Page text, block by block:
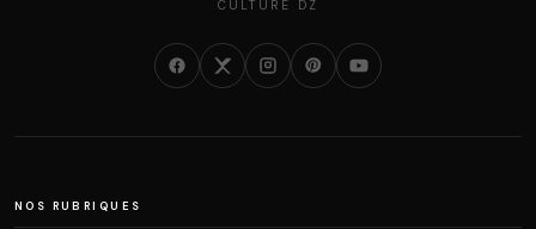
CULTURE DZ
NOS RUBRIQUES